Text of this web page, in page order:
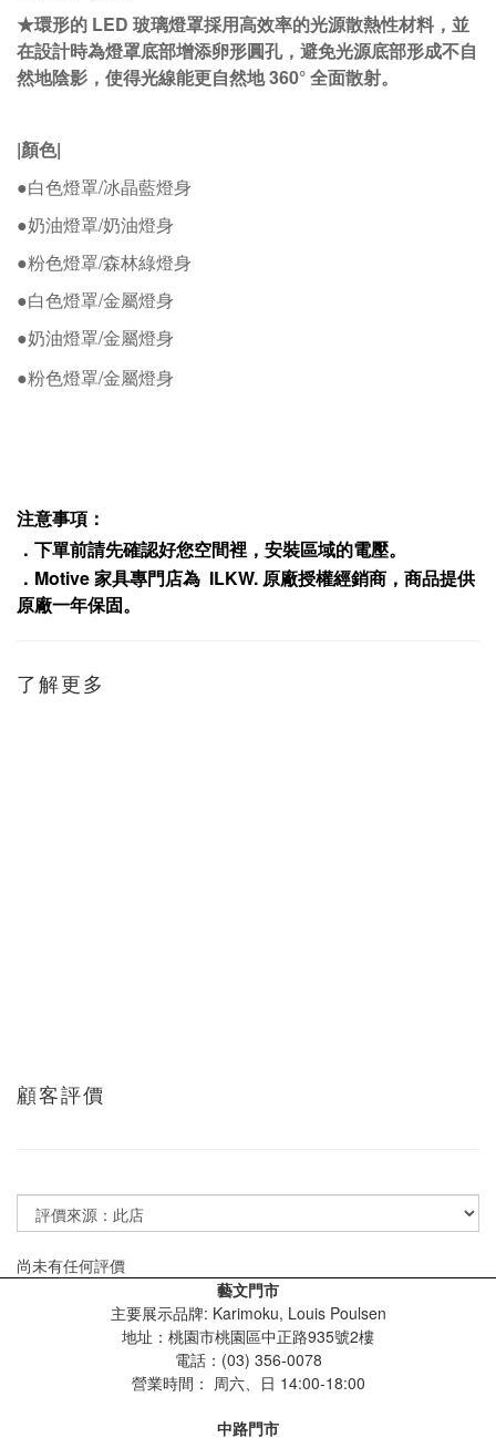
★環形的 LED 玻璃燈罩採用高效率的光源散熱性材料，並
在設計時為燈罩底部增添卵形圓孔，避免光源底部形成不自
然地陰影，使得光線能更自然地 360° 全面散射。
|顏色|
●白色燈罩/冰晶藍燈身
●奶油燈罩/奶油燈身
●粉色燈罩/森林綠燈身
●白色燈罩/金屬燈身
●奶油燈罩/金屬燈身
●粉色燈罩/金屬燈身
注意事項：
．下單前請先確認好您空間裡，安裝區域的電壓。
． Motive家具專門店為 ILKW. 原廠授權經銷商，商品提供
原廠一年保固。
了解更多
顧客評價
尚未有任何評價
藝文門市
主要展示品牌: Karimoku, Louis Poulsen
地址：桃園市桃園區中正路935號2樓
電話：(03) 356-0078
營業時間： 周六、日 14:00-18:00
中路門市